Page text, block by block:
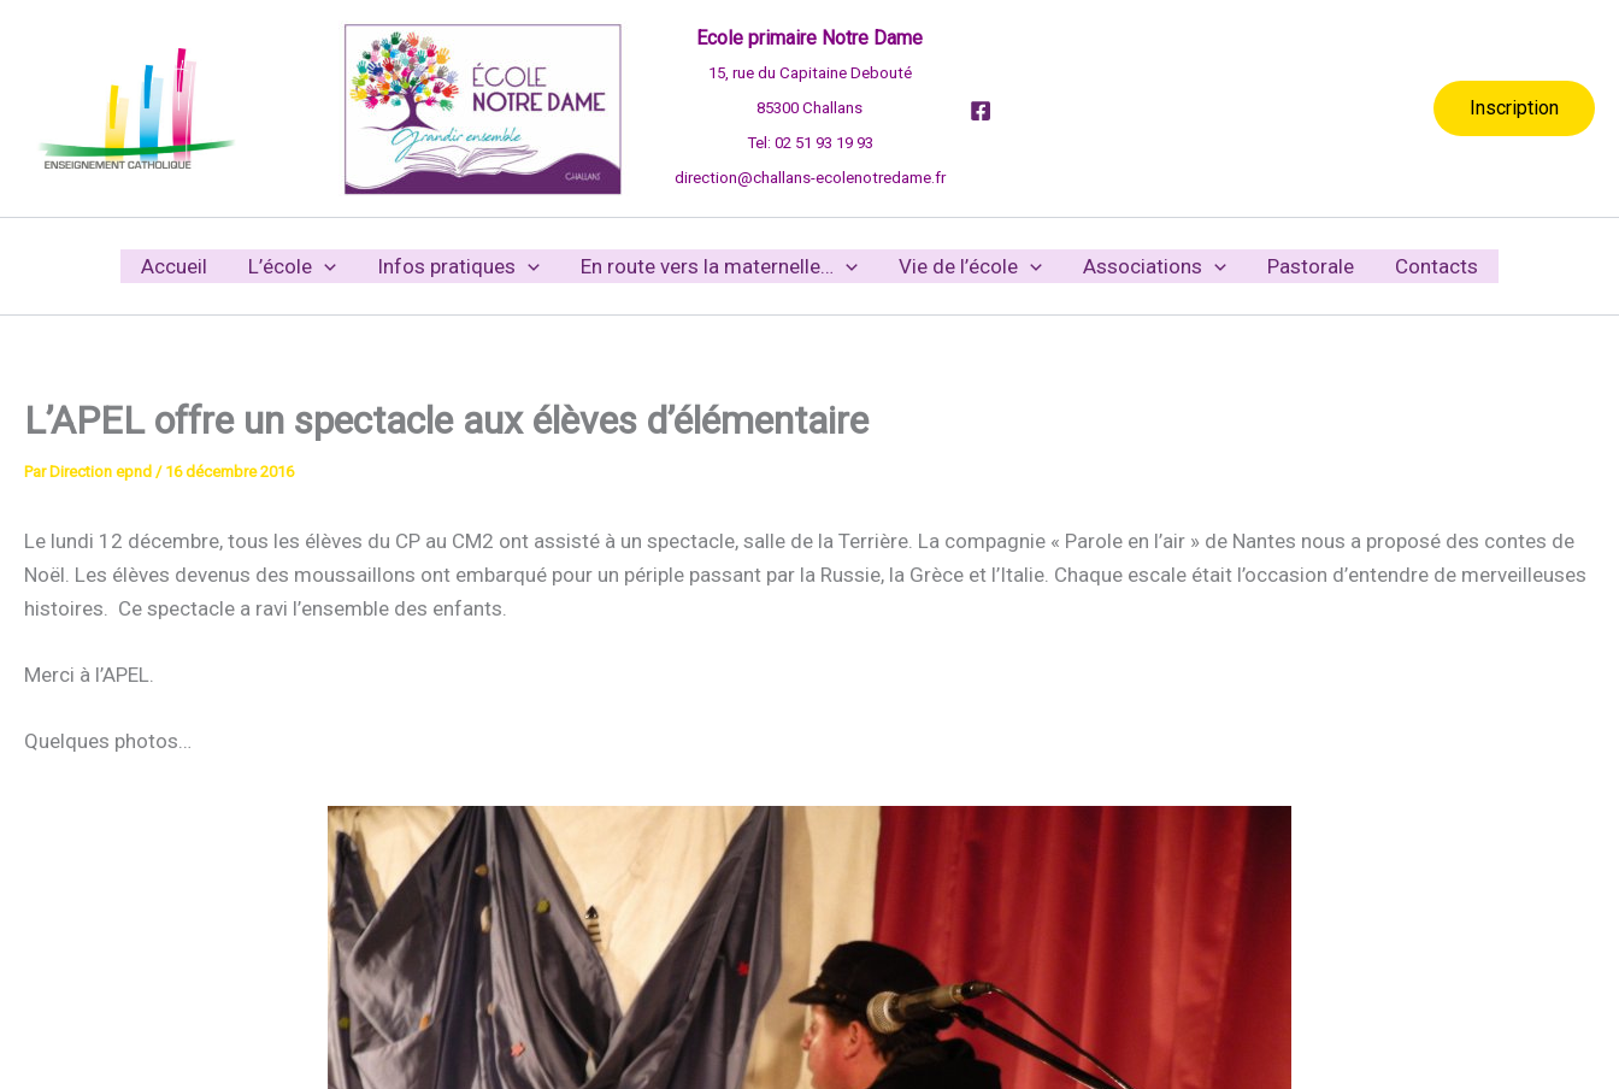
Ecole primaire Notre Dame
15, rue du Capitaine Debouté
85300 Challans
Tel: 02 51 93 19 93
direction@challans-ecolenotredame.fr
Inscription
Accueil L’école Infos pratiques En route vers la maternelle… Vie de l’école Associations Pastorale Contacts
L’APEL offre un spectacle aux élèves d’élémentaire
Par Direction epnd / 16 décembre 2016
Le lundi 12 décembre, tous les élèves du CP au CM2 ont assisté à un spectacle, salle de la Terrière. La compagnie « Parole en l’air » de Nantes nous a proposé des contes de
Noël. Les élèves devenus des moussaillons ont embarqué pour un périple passant par la Russie, la Grèce et l’Italie. Chaque escale était l’occasion d’entendre de merveilleuses
histoires. Ce spectacle a ravi l’ensemble des enfants.
Merci à l’APEL.
Quelques photos…